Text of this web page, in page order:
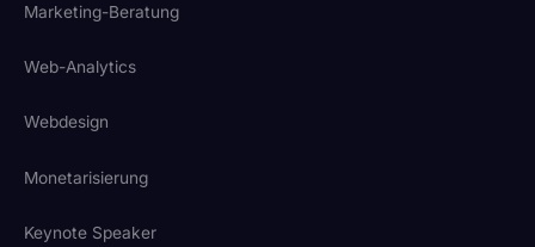
Marketing-Beratung
Web-Analytics
Webdesign
Monetarisierung
Keynote Speaker